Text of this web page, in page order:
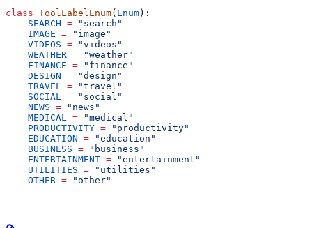
class ToolLabelEnum( Enum ):
    SEARCH
= "search"
    IMAGE
= "image"
    VIDEOS
= "videos"
    WEATHER
= "weather"
    FINANCE
= "finance"
    DESIGN
= "design"
    TRAVEL
= "travel"
    SOCIAL
= "social"
    NEWS
= "news"
    MEDICAL
= "medical"
    PRODUCTIVITY
= "productivity"
    EDUCATION
= "education"
    BUSINESS
= "business"
    ENTERTAINMENT
= "entertainment"
    UTILITIES
= "utilities"
    OTHER
= "other"